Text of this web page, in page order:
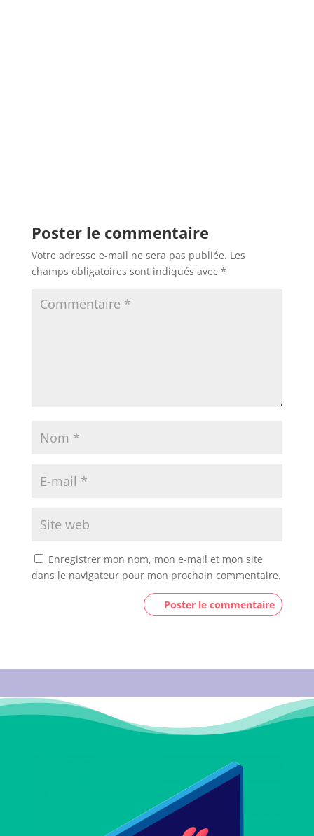
Poster le commentaire
Votre adresse e-mail ne sera pas publiée. Les
champs obligatoires sont indiqués avec *
Enregistrer mon nom, mon e-mail et mon site
dans le navigateur pour mon prochain commentaire.